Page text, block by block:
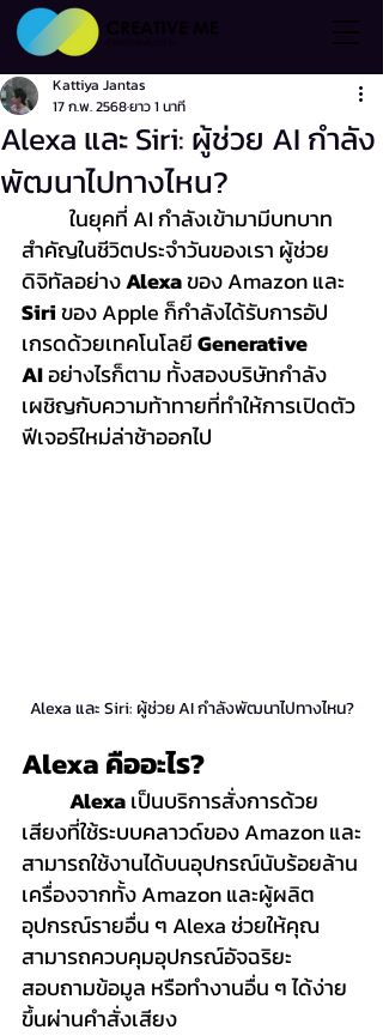
Alexa และ Siri: ผู้ช่วย AI กำลัง
พัฒนาไปทางไหน?
Kattiya Jantas
17 ก.พ. 2568ยาว 1 นาที
สำคัญในชีวิตประจำวันของเรา ผู้ช่วย
ดิจิทัลอย่าง Alexa ของ Amazon และ
Siri ของ Apple ก็กำลังได้รับการอัป
เกรดด้วยเทคโนโลยี Generative
AI อย่างไรก็ตาม ทั้งสองบริษัทกำลัง
เผชิญกับความท้าทายที่ทำให้การเปิดตัว
ฟีเจอร์ใหม่ล่าช้าออกไป
Alexa และ Siri: ผู้ช่วย AI กำลังพัฒนาไปทางไหน?
Alexa คืออะไร?
Alexa เป็นบริการสั่งการด้วย
เสียงที่ใช้ระบบคลาวด์ของ Amazon และ
สามารถใช้งานได้บนอุปกรณ์นับร้อยล้าน
เครื่องจากทั้ง Amazon และผู้ผลิต
อุปกรณ์รายอื่น ๆ Alexa ช่วยให้คุณ
สามารถควบคุมอุปกรณ์อัจฉริยะ
สอบถามข้อมูล หรือทำงานอื่น ๆ ได้ง่าย
ขึ้นผ่านคำสั่งเสียง